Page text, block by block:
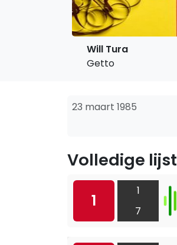
Will Tura
Getto
23 maart 1985
Volledige lijst
1
1
7